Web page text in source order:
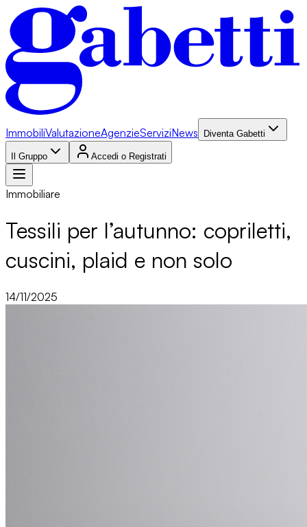
ImmobiliValutazioneAgenzieServiziNews Diventa Gabetti
Il Gruppo Accedi o Registrati
Immobiliare
Tessili per l’autunno: copriletti,
cuscini, plaid e non solo
14/11/2025